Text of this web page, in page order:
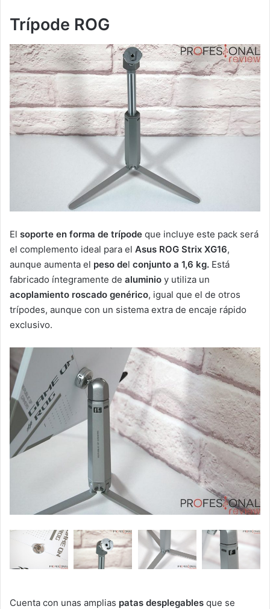
Trípode ROG
El soporte en forma de trípode que incluye este pack será
el complemento ideal para el Asus ROG Strix XG16,
aunque aumenta el peso del conjunto a 1,6 kg. Está
fabricado íntegramente de aluminio y utiliza un
acoplamiento roscado genérico, igual que el de otros
trípodes, aunque con un sistema extra de encaje rápido
exclusivo.
Cuenta con unas amplias patas desplegables que se